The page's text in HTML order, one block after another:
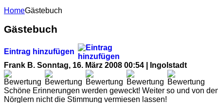
HomeGästebuch
Gästebuch
Eintrag hinzufügen
Frank B. Sonntag, 16. März 2008 00:54 | Ingolstadt
Schöne Erinnerungen werden geweckt! Weiter so und von
Nörglern nicht die Stimmung vermiesen lassen!